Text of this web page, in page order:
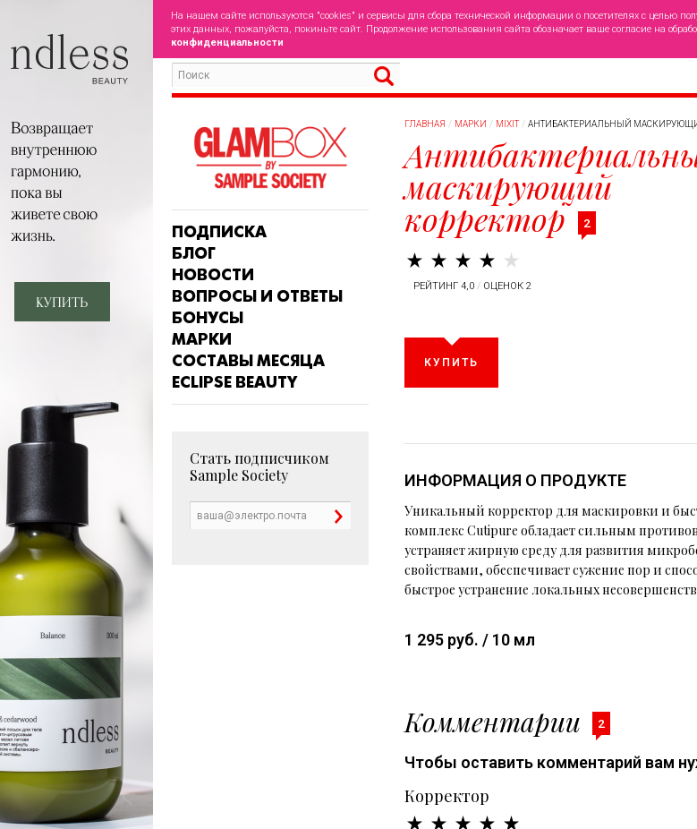
На нашем сайте используются "cookies" и сервисы для сбора технической информации о посетителях с целью
этих данных, пожалуйста, покиньте сайт. Продолжение использования сайта обозначает ваше согласие на
конфиденциальности
ПОДПИСКА
БЛОГ
НОВОСТИ
ВОПРОСЫ И ОТВЕТЫ
БОНУСЫ
МАРКИ
СОСТАВЫ МЕСЯЦА
ECLIPSE BEAUTY
Стать подписчиком
Sample Society
ГЛАВНАЯ МАРКИ MIXIT АНТИБАКТЕРИАЛЬНЫЙ
маскирующий
корректор 2
РЕЙТИНГ 4,0 / ОЦЕНОК 2
КУПИТЬ
ИНФОРМАЦИЯ О ПРОДУКТЕ
Уникальный корректор для маскировки и
комплекс Cutipure обладает сильным
устраняет жирную среду для развития
свойствами, обеспечивает сужение пор и
быстрое устранение локальных
1 295 руб. / 10 мл
Комментарии 2
Чтобы оставить комментарий вам
Корректор